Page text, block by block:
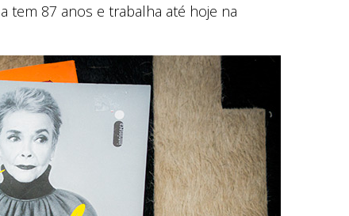
tem 87 anos e trabalha até hoje na